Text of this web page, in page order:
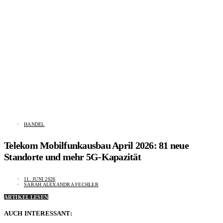
HANDEL
Telekom Mobilfunkausbau April 2026: 81 neue
Standorte und mehr 5G-Kapazität
11. JUNI 2026
SARAH ALEXANDRA FECHLER
ARTIKEL LESEN
AUCH INTERESSANT: